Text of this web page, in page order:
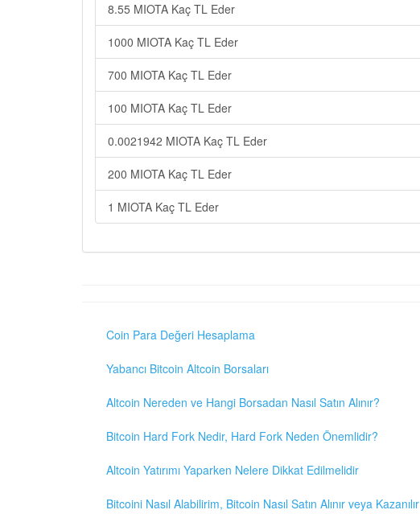
8.55 MIOTA Kaç TL Eder
1000 MIOTA Kaç TL Eder
700 MIOTA Kaç TL Eder
100 MIOTA Kaç TL Eder
0.0021942 MIOTA Kaç TL Eder
200 MIOTA Kaç TL Eder
1 MIOTA Kaç TL Eder
Coin Para Değeri Hesaplama
Yabancı Bitcoin Altcoin Borsaları
Altcoin Nereden ve Hangi Borsadan Nasıl Satın Alınır?
Bitcoin Hard Fork Nedir, Hard Fork Neden Önemlidir?
Altcoin Yatırımı Yaparken Nelere Dikkat Edilmelidir
Bitcoini Nasıl Alabilirim, Bitcoin Nasıl Satın Alınır veya Kazanılır